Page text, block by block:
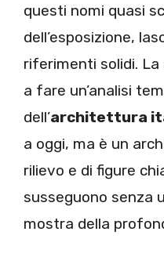
questi nomi quasi
dell’esposizione,
riferimenti solidi.
a fare un’analisi
dell’architettura
a oggi, ma è un
rilievo e di figure
susseguono senza
mostra della